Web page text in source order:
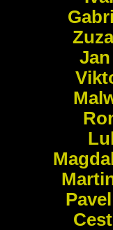
Jan
Pavel